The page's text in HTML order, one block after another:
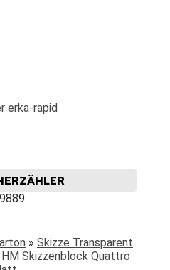
erka-rapid
» Skizze Transparent
HM Skizzenblock Quattro